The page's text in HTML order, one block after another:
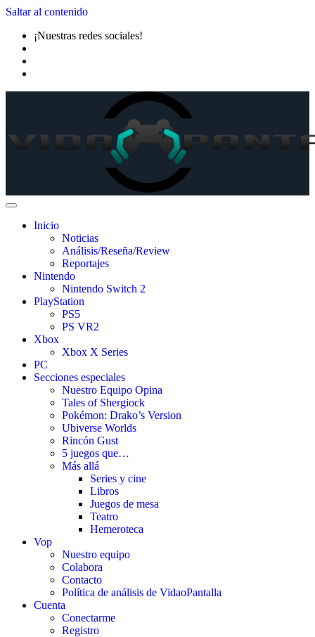
Saltar al contenido
¡Nuestras redes sociales!
Inicio
Noticias
Análisis/Reseña/Review
Reportajes
Nintendo
Nintendo Switch 2
PlayStation
PS5
PS VR2
Xbox
Xbox X Series
PC
Secciones especiales
Nuestro Equipo Opina
Tales of Shergiock
Pokémon: Drako’s Version
Ubiverse Worlds
Rincón Gust
5 juegos que…
Más allá
Series y cine
Libros
Juegos de mesa
Teatro
Hemeroteca
Vop
Nuestro equipo
Colabora
Contacto
Política de análisis de VidaoPantalla
Cuenta
Conectarme
Registro